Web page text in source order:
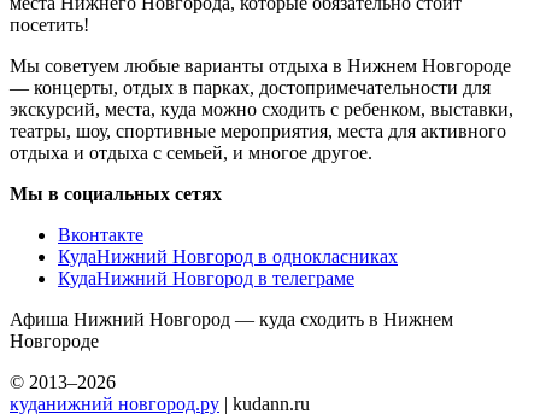
посетить!
Мы советуем любые варианты отдыха в Нижнем Новгороде
— концерты, отдых в парках, достопримечательности для
экскурсий, места, куда можно сходить с ребенком, выставки,
театры, шоу, спортивные мероприятия, места для активного
отдыха и отдыха с семьей, и многое другое.
Мы в социальных сетях
Вконтакте
КудаНижний Новгород в однокласниках
КудаНижний Новгород в телеграме
Афиша Нижний Новгород — куда сходить в Нижнем
Новгороде
© 2013–2026
куданижний новгород.ру | kudann.ru